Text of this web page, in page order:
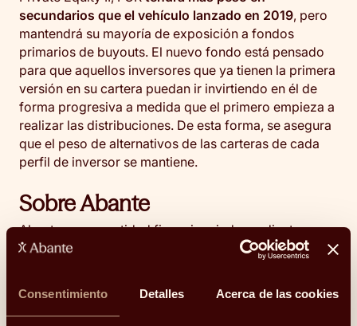
Consentimiento Detalles Acerca de las cookies
secundarios que el vehículo lanzado en 2019, pero
mantendrá su mayoría de exposición a fondos
primarios de buyouts. El nuevo fondo está pensado
para que aquellos inversores que ya tienen la primera
versión en su cartera puedan ir invirtiendo en él de
forma progresiva a medida que el primero empieza a
realizar las distribuciones. De esta forma, se asegura
que el peso de alternativos de las carteras de cada
perfil de inversor se mantiene.
Sobre Abante
Abante es una entidad financiera independiente
especializada en asesoramiento financiero y gestión
2002, firmó en 2019 una alianza estratégica con
MAPFRE para crear la plataforma independiente de